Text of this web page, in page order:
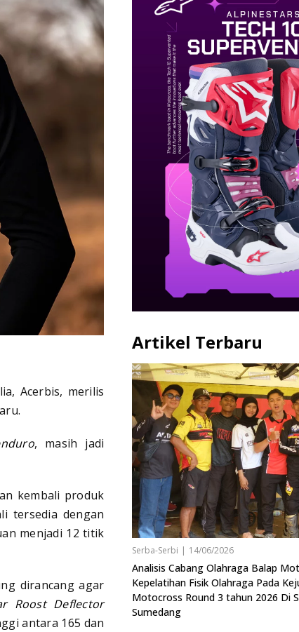
Acerbis, merilis
, masih jadi
kembali produk
tersedia dengan
menjadi 12 titik
dirancang agar
Roost Deflector
antara 165 dan
Artikel Terbaru
Serba-Serbi | 14/06/2026
Analisis Cabang Olahraga Balap
Kepelatihan Fisik Olahraga Pada
Motocross Round 3 tahun 2026 Di
Sumedang